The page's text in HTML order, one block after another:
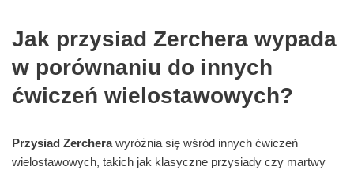
Jak przysiad Zerchera wypada
w porównaniu do innych
ćwiczeń wielostawowych?
Przysiad Zercherawyróżnia się wśród innych ćwiczeń
wielostawowych, takich jak klasyczne przysiady czy martwy